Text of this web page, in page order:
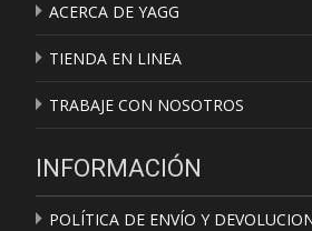
ACERCA DE YAGG
TIENDA EN LINEA
TRABAJE CON NOSOTROS
INFORMACIÓN
POLÍTICA DE ENVÍO Y